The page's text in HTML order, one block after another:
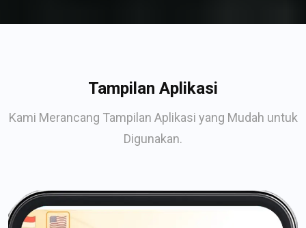
Tampilan Aplikasi
Kami Merancang Tampilan Aplikasi yang Mudah untuk
Digunakan.